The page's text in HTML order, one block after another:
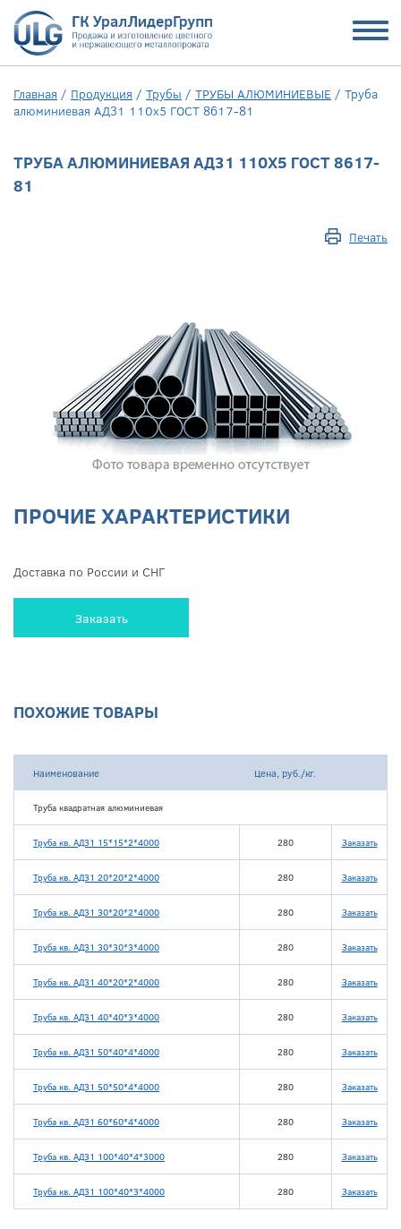
Главная / Продукция / Трубы / ТРУБЫ АЛЮМИНИЕВЫЕ / Труба
алюминиевая АД31 110х5 ГОСТ 8617-81
ТРУБА АЛЮМИНИЕВАЯ АД31 110Х5 ГОСТ 8617-
81
Печать
ПРОЧИЕ ХАРАКТЕРИСТИКИ
Доставка по России и СНГ
Заказать
ПОХОЖИЕ ТОВАРЫ
Наименование Цена, руб./кг.
Труба квадратная алюминиевая
Труба кв. АД31 15*15*2*4000 280 Заказать
Труба кв. АД31 20*20*2*4000 280 Заказать
Труба кв. АД31 30*20*2*4000 280 Заказать
Труба кв. АД31 30*30*3*4000 280 Заказать
Труба кв. АД31 40*20*2*4000 280 Заказать
Труба кв. АД31 40*40*3*4000 280 Заказать
Труба кв. АД31 50*40*4*4000 280 Заказать
Труба кв. АД31 50*50*4*4000 280 Заказать
Труба кв. АД31 60*60*4*4000 280 Заказать
Труба кв. АД31 100*40*4*3000 280 Заказать
Труба кв. АД31 100*40*3*4000 280 Заказать